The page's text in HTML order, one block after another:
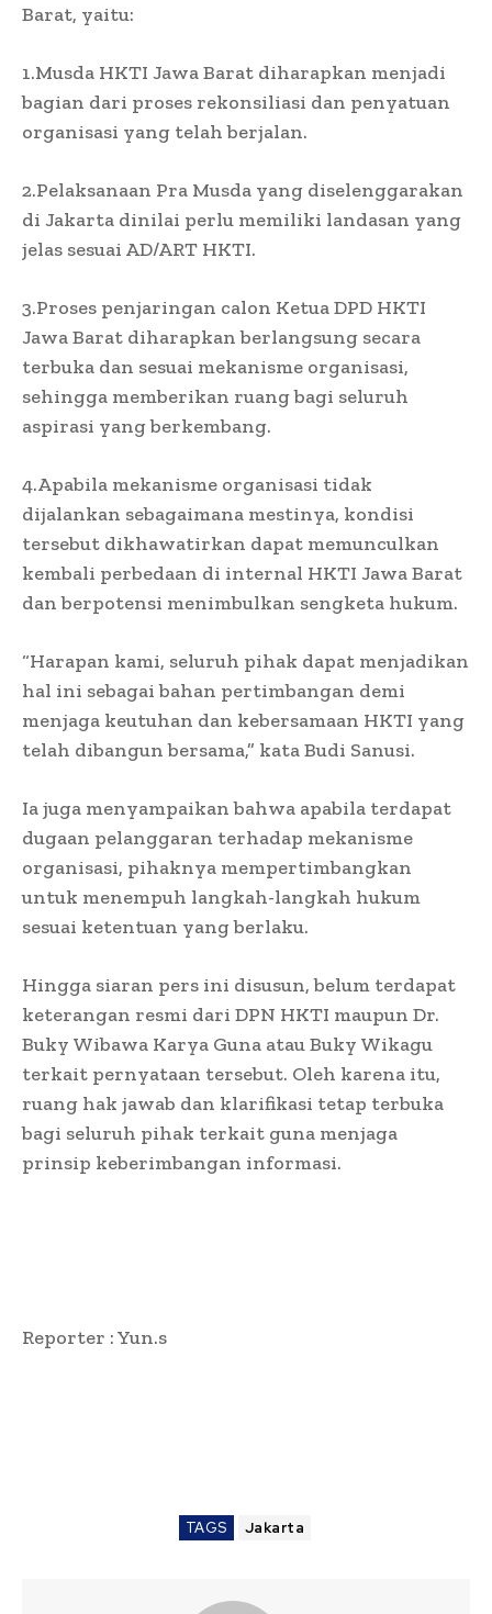
Barat, yaitu:
1.Musda HKTI Jawa Barat diharapkan menjadi
bagian dari proses rekonsiliasi dan penyatuan
organisasi yang telah berjalan.
2.Pelaksanaan Pra Musda yang diselenggarakan
di Jakarta dinilai perlu memiliki landasan yang
jelas sesuai AD/ART HKTI.
3.Proses penjaringan calon Ketua DPD HKTI
Jawa Barat diharapkan berlangsung secara
terbuka dan sesuai mekanisme organisasi,
sehingga memberikan ruang bagi seluruh
aspirasi yang berkembang.
4.Apabila mekanisme organisasi tidak
dijalankan sebagaimana mestinya, kondisi
tersebut dikhawatirkan dapat memunculkan
kembali perbedaan di internal HKTI Jawa Barat
dan berpotensi menimbulkan sengketa hukum.
“Harapan kami, seluruh pihak dapat menjadikan
hal ini sebagai bahan pertimbangan demi
menjaga keutuhan dan kebersamaan HKTI yang
telah dibangun bersama,” kata Budi Sanusi.
Ia juga menyampaikan bahwa apabila terdapat
dugaan pelanggaran terhadap mekanisme
organisasi, pihaknya mempertimbangkan
untuk menempuh langkah-langkah hukum
sesuai ketentuan yang berlaku.
Hingga siaran pers ini disusun, belum terdapat
keterangan resmi dari DPN HKTI maupun Dr.
Buky Wibawa Karya Guna atau Buky Wikagu
terkait pernyataan tersebut. Oleh karena itu,
ruang hak jawab dan klarifikasi tetap terbuka
bagi seluruh pihak terkait guna menjaga
prinsip keberimbangan informasi.
Reporter : Yun.s
TAGS Jakarta